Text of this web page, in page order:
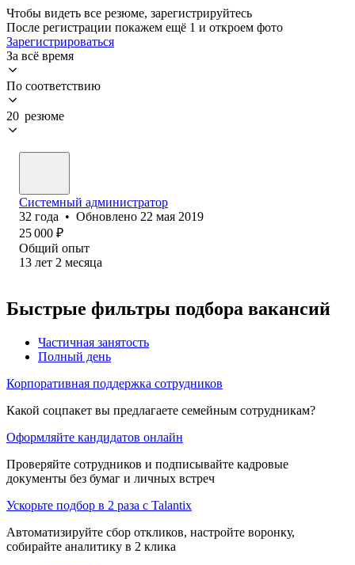
Чтобы видеть все резюме, зарегистрируйтесь
После регистрации покажем ещё 1 и откроем фото
Зарегистрироваться
За всё время
По соответствию
20 резюме
Системный администратор
32 года • Обновлено 22 мая 2019
25 000 ₽
Общий опыт
13 лет 2 месяца
Быстрые фильтры подбора вакансий
Частичная занятость
Полный день
Корпоративная поддержка сотрудников
Какой соцпакет вы предлагаете семейным сотрудникам?
Оформляйте кандидатов онлайн
Проверяйте сотрудников и подписывайте кадровые
документы без бумаг и личных встреч
Ускорьте подбор в 2 раза с Talantix
Автоматизируйте сбор откликов, настройте воронку,
собирайте аналитику в 2 клика